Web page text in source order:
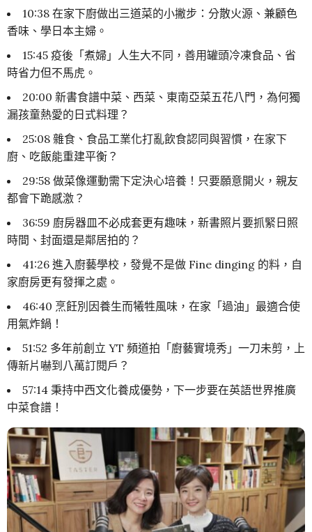
10:38 在家下廚做出三道菜的小撇步：分散火源、兼顧色
香味、學日本主婦。
15:45 疫後「煮婦」人生大不同，善用罐頭冷凍食品、省
時省力但不馬虎。
20:00 新書食譜中菜、西菜、東南亞菜五花八門，為何獨
漏孩童熱愛的日式料理？
25:08 雜食、食品工業化打亂飲食認同與習慣，在家下
廚、吃飯能重建平衡？
29:58 做菜像運動需下定決心培養！只要願意開火，親友
都會下跪感激？
36:59 廚房器皿不必成套更有趣味，新書照片要抓緊日照
時間、封面還是鄰居拍的？
41:26 進入廚藝學校，發覺不是做 Fine dinging 的料，自
家廚房更有發揮之處。
46:40 烹飪別因養生而犧牲風味，在家「過油」最適合使
用氣炸鍋！
51:52 多年前創立 YT 頻道拍「廚藝實境秀」一刀未剪，上
傳新片嚇到八萬訂閱戶？
57:14 秉持中西文化養成優勢，下一步要在英語世界推廣
中菜食譜！